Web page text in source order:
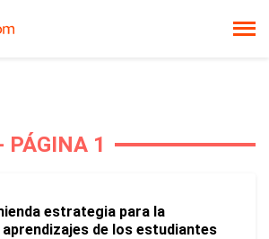
PÁGINA 1
estrategia para la
de los estudiantes